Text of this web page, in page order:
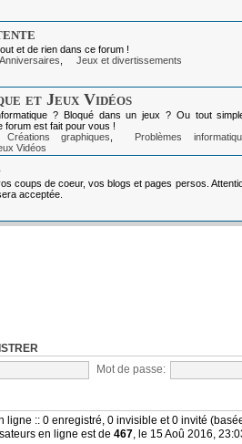
et de rien dans ce forum !
Anniversaires Jeux et divertissements
et Jeux Vidéos
? Bloqué dans un jeux ? Ou tout
forum est fait pour vous !
Créations graphiques
Problèmes
Vidéos
coups de coeur, vos blogs et pages persos.
acceptée.
Mot de passe:
ligne :: 0 enregistré, 0 invisible et 0 invité
en ligne est de 467, le 15 Aoû 2016,